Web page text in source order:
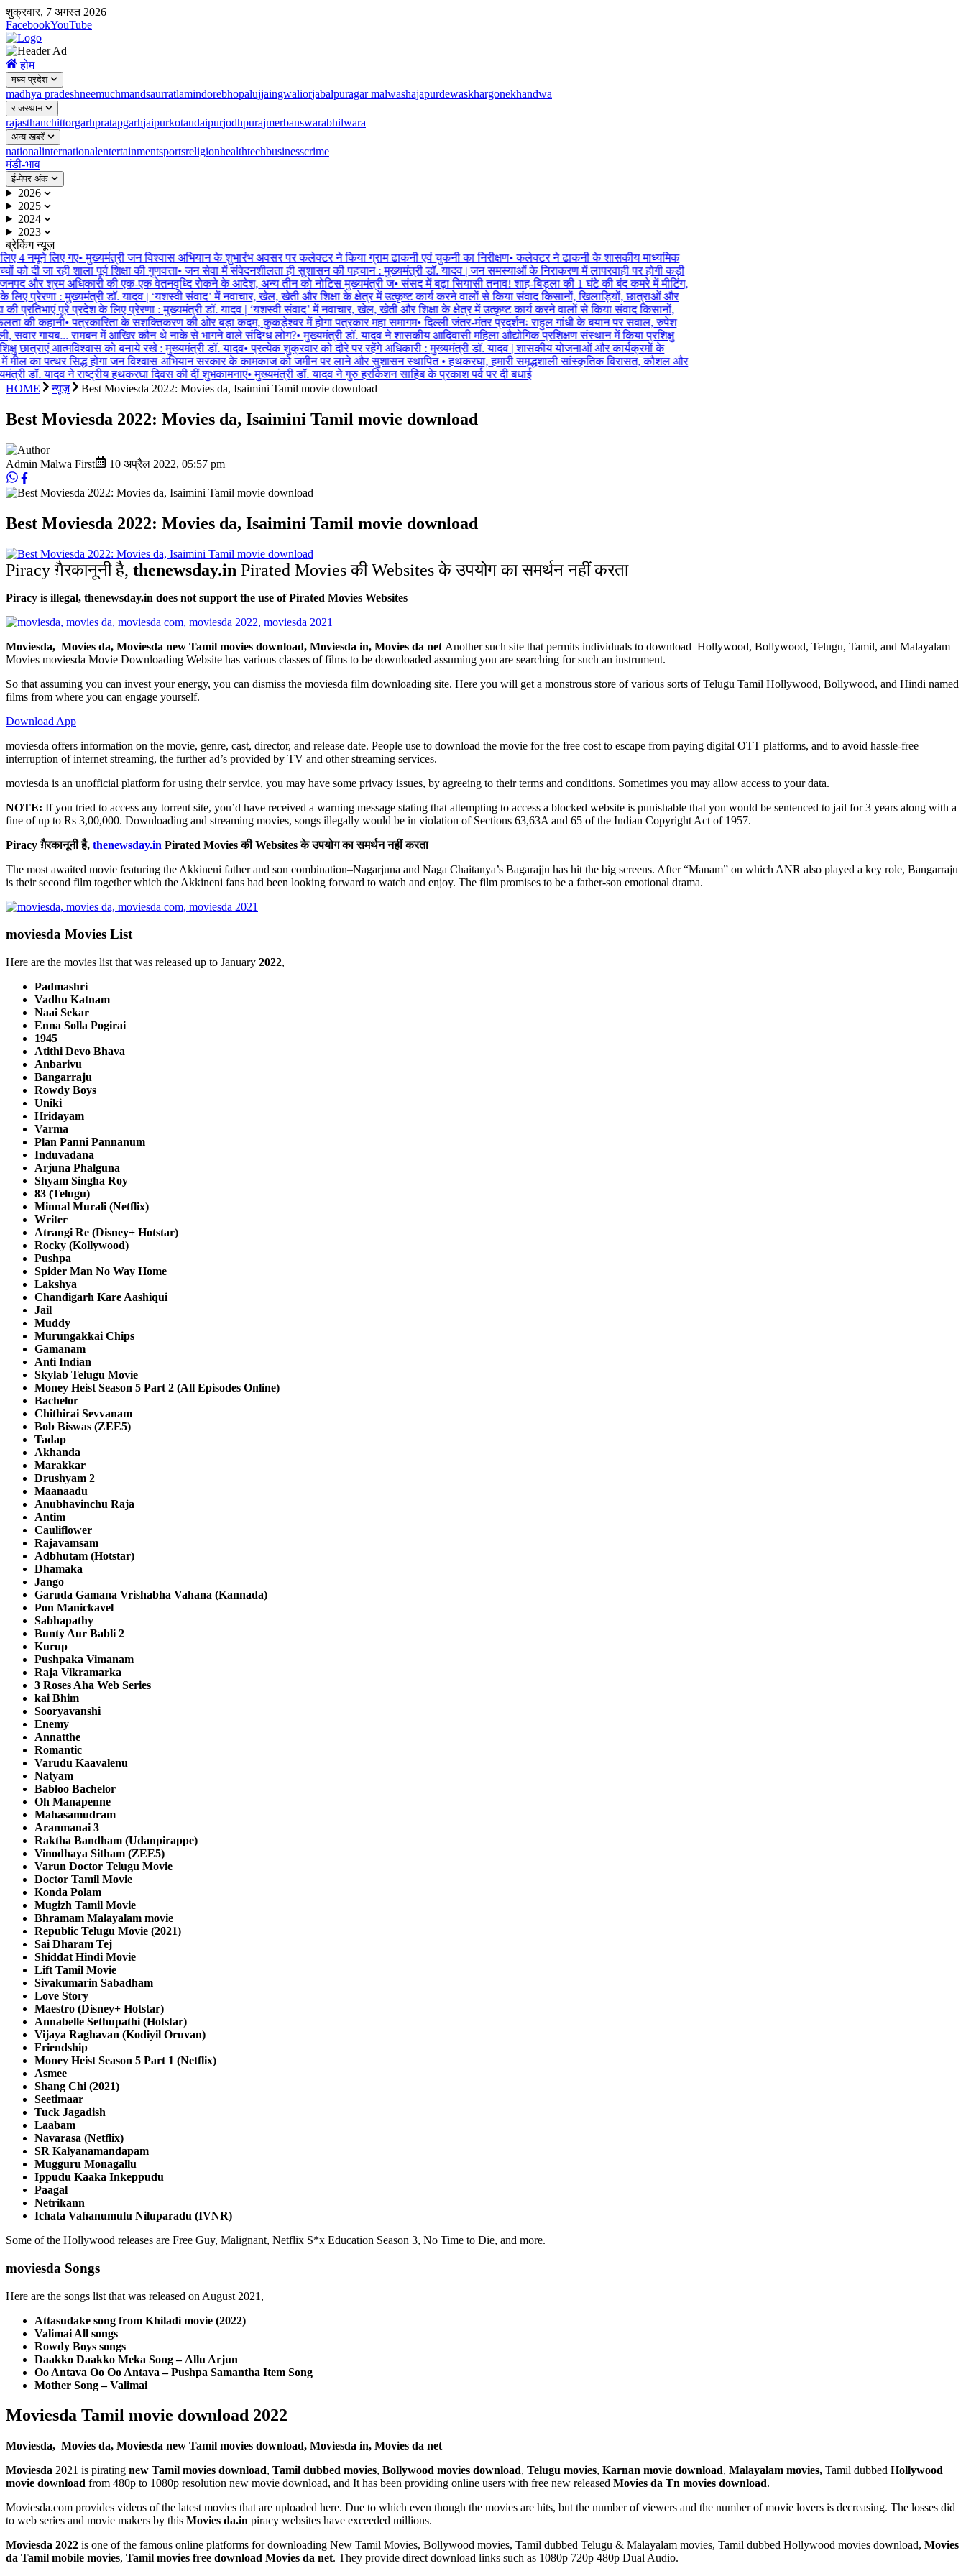
शुक्रवार, 7 अगस्त 2026
FacebookYouTube
होम
मध्य प्रदेश
madhya pradeshneemuchmandsaurratlamindorebhopalujjaingwaliorjabalpuragar malwashajapurdewaskhargonekhandwa
राजस्थान
rajasthanchittorgarhpratapgarhjaipurkotaudaipurjodhpurajmerbanswarabhilwara
अन्य खबरें
nationalinternationalentertainmentsportsreligionhealthtechbusinesscrime
मंडी-भाव
ई-पेपर अंक
2026
2025
2024
2023
ब्रेकिंग न्यूज़
4 नमूने लिए गए•मुख्यमंत्री जन विश्वास अभियान के शुभारंभ अवसर पर कलेक्टर ने किया ग्राम ढाकनी एवं चुकनी का निरीक्षण•कलेक्टर ने ढाकनी के शासकीय माध्यमिक
दी जा रही शाला पूर्व शिक्षा की गुणवत्ता•जन सेवा में संवेदनशीलता ही सुशासन की पहचान : मुख्यमंत्री डॉ. यादव | जन समस्याओं के निराकरण में लापरवाही पर होगी कड़ी
और श्रम अधिकारी की एक-एक वेतनवृध्दि रोकने के आदेश, अन्य तीन को नोटिस मुख्यमंत्री ज•संसद में बढ़ा सियासी तनाव! शाह-बिड़ला की 1 घंटे की बंद कमरे में मीटिंग,
प्रेरणा : मुख्यमंत्री डॉ. यादव | ‘यशस्वी संवाद’ में नवाचार, खेल, खेती और शिक्षा के क्षेत्र में उत्कृष्ट कार्य करने वालों से किया संवाद किसानों, खिलाड़ियों, छात्राओं और
प्रतिभाएं पूरे प्रदेश के लिए प्रेरणा : मुख्यमंत्री डॉ. यादव | ‘यशस्वी संवाद’ में नवाचार, खेल, खेती और शिक्षा के क्षेत्र में उत्कृष्ट कार्य करने वालों से किया संवाद किसानों,
की कहानी•पत्रकारिता के सशक्तिकरण की ओर बड़ा कदम, कुकड़ेश्वर में होगा पत्रकार महा समागम•दिल्ली जंतर-मंतर प्रदर्शनः राहुल गांधी के बयान पर सवाल, रुपेश
सवार गायब... रामबन में आखिर कौन थे नाके से भागने वाले संदिग्ध लोग?•मुख्यमंत्री डॉ. यादव ने शासकीय आदिवासी महिला औद्योगिक प्रशिक्षण संस्थान में किया प्रशिक्षु
छात्राएं आत्मविश्वास को बनाये रखे : मुख्यमंत्री डॉ. यादव•प्रत्येक शुक्रवार को दौरे पर रहेंगे अधिकारी : मुख्यमंत्री डॉ. यादव | शासकीय योजनाओं और कार्यक्रमों के
का पत्थर सिद्ध होगा जन विश्वास अभियान सरकार के कामकाज को जमीन पर लाने और सुशासन स्थापित• हथकरघा, हमारी समृद्धशाली सांस्कृतिक विरासत, कौशल और
डॉ. यादव ने राष्ट्रीय हथकरघा दिवस की दीं शुभकामनाएं•मुख्यमंत्री डॉ. यादव ने गुरु हरकिशन साहिब के प्रकाश पर्व पर दी बधाई
HOME
न्यूज़ Best Moviesda 2022: Movies da, Isaimini Tamil movie download
Best Moviesda 2022: Movies da, Isaimini Tamil movie download
Admin Malwa First 10 अप्रैल 2022, 05:57 pm
Best Moviesda 2022: Movies da, Isaimini Tamil movie download
Piracy ग़ैरकानूनी है, thenewsday.in Pirated Movies की Websites के उपयोग का समर्थन नहीं करता
Piracy is illegal, thenewsday.in does not support the use of Pirated Movies Websites
Moviesda, Movies da, Moviesda new Tamil movies download, Moviesda in, Movies da net Another such site that permits individuals to download Hollywood, Bollywood, Telugu, Tamil, and Malayalam
Movies moviesda Movie Downloading Website has various classes of films to be downloaded assuming you are searching for such an instrument.
So that assuming you can invest your energy, you can dismiss the moviesda film downloading site. Here you will get a monstrous store of various sorts of Telugu Tamil Hollywood, Bollywood, and Hindi named
films from where you can engage yourself.
Download App
moviesda offers information on the movie, genre, cast, director, and release date. People use to download the movie for the free cost to escape from paying digital OTT platforms, and to avoid hassle-free
interruption of internet streaming, the further ad’s provided by TV and other streaming services.
moviesda is an unofficial platform for using their service, you may have some privacy issues, by agreeing to their terms and conditions. Sometimes you may allow access to your data.
NOTE: If you tried to access any torrent site, you’d have received a warning message stating that attempting to access a blocked website is punishable that you would be sentenced to jail for 3 years along with a
fine of up to Rs 3,00,000. Downloading and streaming movies, songs illegally would be in violation of Sections 63,63A and 65 of the Indian Copyright Act of 1957.
Piracy ग़ैरकानूनी है, thenewsday.in Pirated Movies की Websites के उपयोग का समर्थन नहीं करता
The most awaited movie featuring the Akkineni father and son combination–Nagarjuna and Naga Chaitanya’s Bagarajju has hit the big screens. After “Manam” on which ANR also played a key role, Bangarraju
is their second film together which the Akkineni fans had been looking forward to watch and enjoy. The film promises to be a father-son emotional drama.
moviesda Movies List
Here are the movies list that was released up to January 2022,
Padmashri
Vadhu Katnam
Naai Sekar
Enna Solla Pogirai
1945
Atithi Devo Bhava
Anbarivu
Bangarraju
Rowdy Boys
Uniki
Hridayam
Varma
Plan Panni Pannanum
Induvadana
Arjuna Phalguna
Shyam Singha Roy
83 (Telugu)
Minnal Murali (Netflix)
Writer
Atrangi Re (Disney+ Hotstar)
Rocky (Kollywood)
Pushpa
Spider Man No Way Home
Lakshya
Chandigarh Kare Aashiqui
Jail
Muddy
Murungakkai Chips
Gamanam
Anti Indian
Skylab Telugu Movie
Money Heist Season 5 Part 2 (All Episodes Online)
Bachelor
Chithirai Sevvanam
Bob Biswas (ZEE5)
Tadap
Akhanda
Marakkar
Drushyam 2
Maanaadu
Anubhavinchu Raja
Antim
Cauliflower
Rajavamsam
Adbhutam (Hotstar)
Dhamaka
Jango
Garuda Gamana Vrishabha Vahana (Kannada)
Pon Manickavel
Sabhapathy
Bunty Aur Babli 2
Kurup
Pushpaka Vimanam
Raja Vikramarka
3 Roses Aha Web Series
kai Bhim
Sooryavanshi
Enemy
Annatthe
Romantic
Varudu Kaavalenu
Natyam
Babloo Bachelor
Oh Manapenne
Mahasamudram
Aranmanai 3
Raktha Bandham (Udanpirappe)
Vinodhaya Sitham (ZEE5)
Varun Doctor Telugu Movie
Doctor Tamil Movie
Konda Polam
Mugizh Tamil Movie
Bhramam Malayalam movie
Republic Telugu Movie (2021)
Sai Dharam Tej
Shiddat Hindi Movie
Lift Tamil Movie
Sivakumarin Sabadham
Love Story
Maestro (Disney+ Hotstar)
Annabelle Sethupathi (Hotstar)
Vijaya Raghavan (Kodiyil Oruvan)
Friendship
Money Heist Season 5 Part 1 (Netflix)
Asmee
Shang Chi (2021)
Seetimaar
Tuck Jagadish
Laabam
Navarasa (Netflix)
SR Kalyanamandapam
Mugguru Monagallu
Ippudu Kaaka Inkeppudu
Paagal
Netrikann
Ichata Vahanumulu Niluparadu (IVNR)
Some of the Hollywood releases are Free Guy, Malignant, Netflix S*x Education Season 3, No Time to Die, and more.
moviesda Songs
Here are the songs list that was released on August 2021,
Attasudake song from Khiladi movie (2022)
Valimai All songs
Rowdy Boys songs
Daakko Daakko Meka Song – Allu Arjun
Oo Antava Oo Oo Antava – Pushpa Samantha Item Song
Mother Song – Valimai
Moviesda Tamil movie download 2022
Moviesda, Movies da, Moviesda new Tamil movies download, Moviesda in, Movies da net
Moviesda 2021 is pirating new Tamil movies download, Tamil dubbed movies, Bollywood movies download, Telugu movies, Karnan movie download, Malayalam movies, Tamil dubbed Hollywood
movie download from 480p to 1080p resolution new movie download, and It has been providing online users with free new released Movies da Tn movies download.
Moviesda.com provides videos of the latest movies that are uploaded here. Due to which even though the movies are hits, but the number of viewers and the number of movie lovers is decreasing. The losses did
to web series and movie makers by this Movies da.in piracy websites have exceeded millions.
Moviesda 2022 is one of the famous online platforms for downloading New Tamil Movies, Bollywood movies, Tamil dubbed Telugu & Malayalam movies, Tamil dubbed Hollywood movies download, Movies
da Tamil mobile movies, Tamil movies free download Movies da net. They provide direct download links such as 1080p 720p 480p Dual Audio.